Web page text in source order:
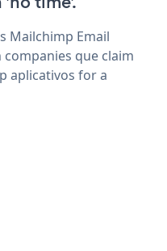
Mailchimp Email
que claim
aplicativos for a